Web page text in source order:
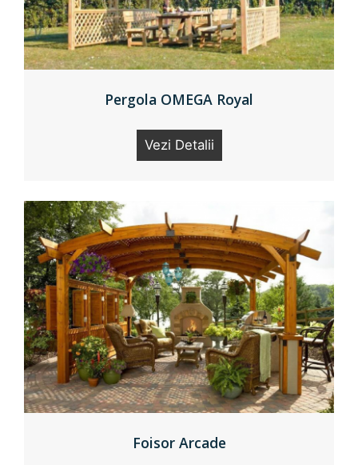
Pergola OMEGA Royal
Vezi Detalii
Foisor Arcade